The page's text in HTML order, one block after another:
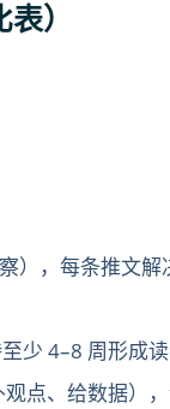
）
），每条推文
少 4–8 周形成读
点、给数据）